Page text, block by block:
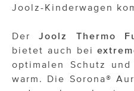
Joolz-Kinderwagen
Der Joolz Thermo
bietet auch bei
optimalen Schutz
warm. Die Sorona®